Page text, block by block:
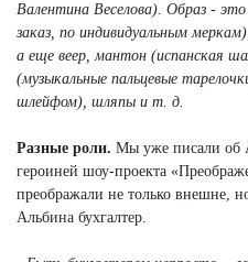
Валентина Веселова). Образ -
заказ, по индивидуальным
а еще веер, мантон (испанская
(музыкальные пальцевые
шлейфом), шляпы и т. д.
Разные роли. Мы уже писали об
героиней шоу-проекта
преображали не только внешне,
Альбина бухгалтер.